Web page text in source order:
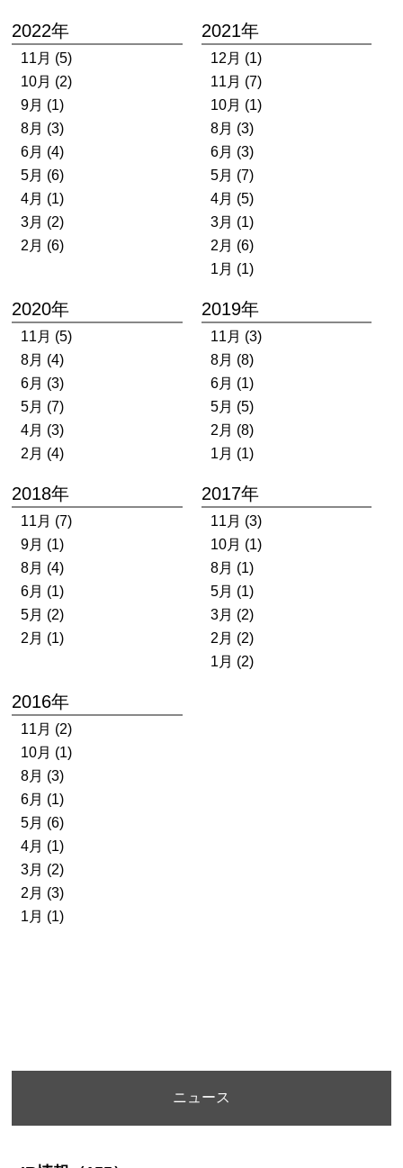
2022年
11月 (5)
10月 (2)
9月 (1)
8月 (3)
6月 (4)
5月 (6)
4月 (1)
3月 (2)
2月 (6)
2021年
12月 (1)
11月 (7)
10月 (1)
8月 (3)
6月 (3)
5月 (7)
4月 (5)
3月 (1)
2月 (6)
1月 (1)
2020年
11月 (5)
8月 (4)
6月 (3)
5月 (7)
4月 (3)
2月 (4)
2019年
11月 (3)
8月 (8)
6月 (1)
5月 (5)
2月 (8)
1月 (1)
2018年
11月 (7)
9月 (1)
8月 (4)
6月 (1)
5月 (2)
2月 (1)
2017年
11月 (3)
10月 (1)
8月 (1)
5月 (1)
3月 (2)
2月 (2)
1月 (2)
2016年
11月 (2)
10月 (1)
8月 (3)
6月 (1)
5月 (6)
4月 (1)
3月 (2)
2月 (3)
1月 (1)
ニュース